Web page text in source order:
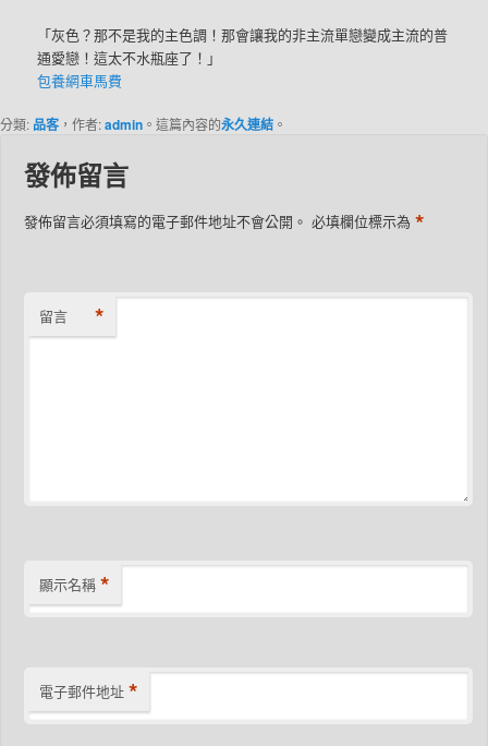
「灰色？那不是我的主色調！那會讓我的非主流單戀變成主流的普
通愛戀！這太不水瓶座了！」
包養網車馬費
分類: 品客 ，作者:admin 。這篇內容的永久連結 。
發佈留言
發佈留言必須填寫的電子郵件地址不會公開。 必填欄位標示為*
留言 *
顯示名稱 *
電子郵件地址 *